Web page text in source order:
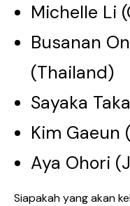
Michelle Li
Busanan
(Thailand)
Sayaka
Kim Gaeun
Aya Ohori
Siapakah yang akan